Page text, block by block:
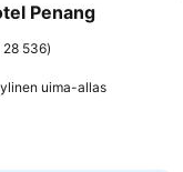
Penang
28 536
uima-allasKatso